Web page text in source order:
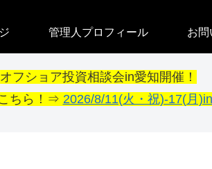
管理人プロフィール お問
オフショア投資相談会in愛知開催！
ちら！⇒ 2026/8/11(火・祝)-17(月